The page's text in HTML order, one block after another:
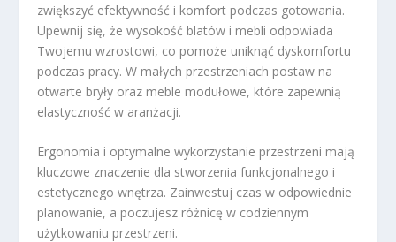
zwiększyć efektywność i komfort podczas gotowania.
Upewnij się, że wysokość blatów i mebli odpowiada
Twojemu wzrostowi, co pomoże uniknąć dyskomfortu
podczas pracy. W małych przestrzeniach postaw na
otwarte bryły oraz meble modułowe, które zapewnią
elastyczność w aranżacji.
Ergonomia i optymalne wykorzystanie przestrzeni mają
kluczowe znaczenie dla stworzenia funkcjonalnego i
estetycznego wnętrza. Zainwestuj czas w odpowiednie
planowanie, a poczujesz różnicę w codziennym
użytkowaniu przestrzeni.